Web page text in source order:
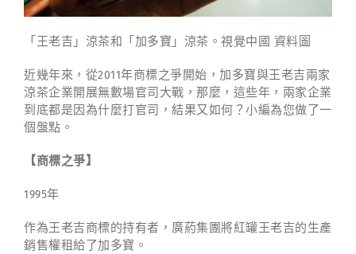
「王老吉」涼茶和「加多寶」涼茶。視覺中國 資料圖
近幾年來，從2011年商標之爭開始，加多寶與王老吉兩家
涼茶企業開展無數場官司大戰，那麼，這些年，兩家企業
到底都是因為什麼打官司，結果又如何？小編為您做了一
個盤點。
【商標之爭】
1995年
作為王老吉商標的持有者，廣葯集團將紅罐王老吉的生產
銷售權租給了加多寶。